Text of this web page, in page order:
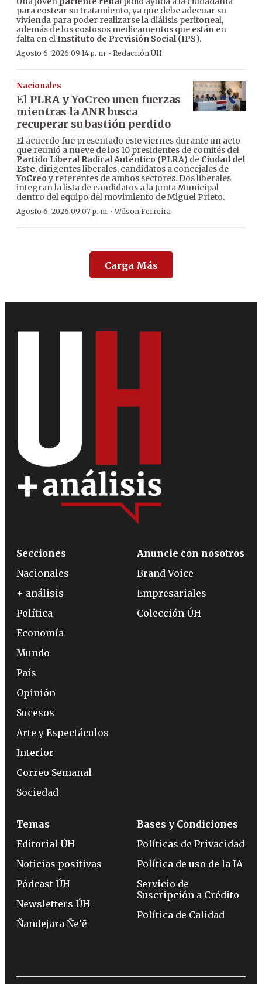
para costear su tratamiento, ya que debe adecuar su
vivienda para poder realizarse la diálisis peritoneal,
además de los costosos medicamentos que están en
falta en elInstituto de Previsión Social(IPS).
Agosto 6, 2026 09:14 p. m. · Redacción ÚH
Nacionales
El PLRA y YoCreo unen fuerzas
mientras la ANR busca
recuperar su bastión perdido
El acuerdo fue presentado este viernes durante un acto
que reunió a nueve de los 10 presidentes de comités del
Partido Liberal Radical Auténtico (PLRA) de Ciudad del
Este, dirigentes liberales, candidatos a concejales de
YoCreo y referentes de ambos sectores. Dos liberales
integran la lista de candidatos a la Junta Municipal
dentro del equipo del movimiento de Miguel Prieto.
Agosto 6, 2026 09:07 p. m. ·Wilson Ferreira
Carga Más
Secciones
Nacionales
+ análisis
Política
Economía
Mundo
País
Opinión
Sucesos
Arte y Espectáculos
Interior
Correo Semanal
Sociedad
Anuncie con nosotros
Brand Voice
Empresariales
Colección ÚH
Temas
Editorial ÚH
Noticias positivas
Pódcast ÚH
Newsletters ÚH
Ñandejara Ñe’ẽ
Bases y Condiciones
Políticas de Privacidad
Política de uso de la IA
Servicio de
Suscripción a Crédito
Política de Calidad